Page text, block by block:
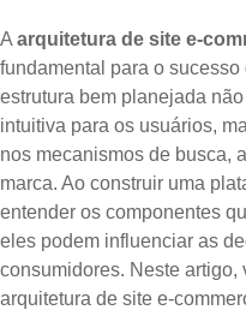
A arquitetura de site e-
fundamental para o
estrutura bem planejada
intuitiva para os usuários,
nos mecanismos de busca,
marca. Ao construir uma
entender os componentes
eles podem influenciar as
consumidores. Neste artigo,
arquitetura de site e-